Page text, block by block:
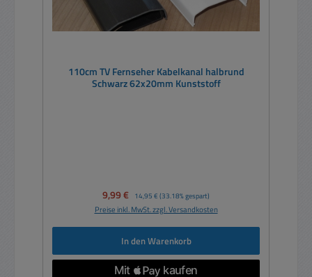
110cm TV Fernseher Kabelkanal halbrund
Schwarz 62x20mm Kunststoff
Verkaufspreis:
9,99 € Regulärer Preis:
14,95 € (33.18% gespart)
Preise inkl. MwSt. zzgl. Versandkosten
In den Warenkorb